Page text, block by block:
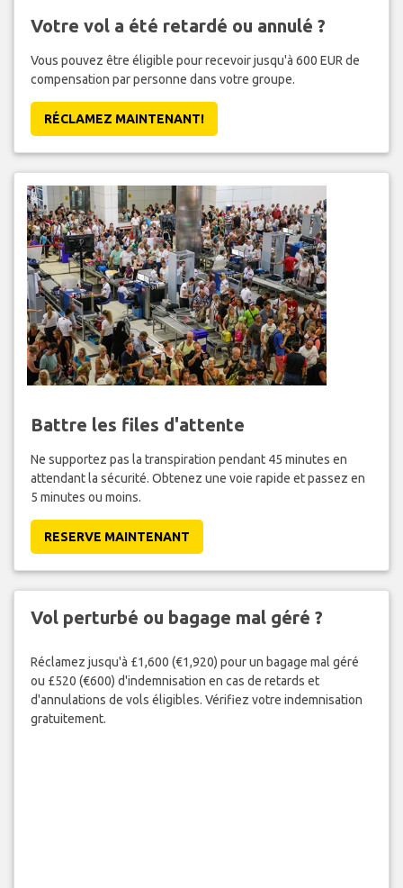
Votre vol a été retardé ou annulé ?
Vous pouvez être éligible pour recevoir jusqu'à 600 EUR de
compensation par personne dans votre groupe.
RÉCLAMEZ MAINTENANT!
Battre les files d'attente
Ne supportez pas la transpiration pendant 45 minutes en
attendant la sécurité. Obtenez une voie rapide et passez en
5 minutes ou moins.
RESERVE MAINTENANT
Vol perturbé ou bagage mal géré ?
Réclamez jusqu'à £1,600 (€1,920) pour un bagage mal géré
ou £520 (€600) d'indemnisation en cas de retards et
d'annulations de vols éligibles. Vérifiez votre indemnisation
gratuitement.